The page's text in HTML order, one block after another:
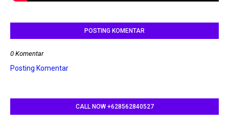
POSTING KOMENTAR
0 Komentar
Posting Komentar
CALL NOW +628562840527